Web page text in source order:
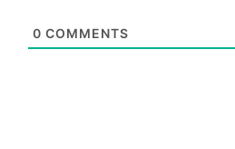
0 COMMENTS